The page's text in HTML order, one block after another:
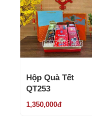
Hộp Quà Tết
QT253
1,350,000đ